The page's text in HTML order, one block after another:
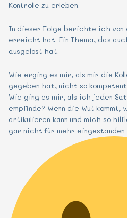
Kontrolle zu erleben.
In dieser Folge berichte ich von
erreicht hat. Ein Thema, das
ausgelöst hat.
Wie erging es mir, als mir die
gegeben hat, nicht so
Wie ging es mir, als ich jeden
empfinde? Wenn die Wut
artikulieren kann und mich so
gar nicht für mehr eingestanden